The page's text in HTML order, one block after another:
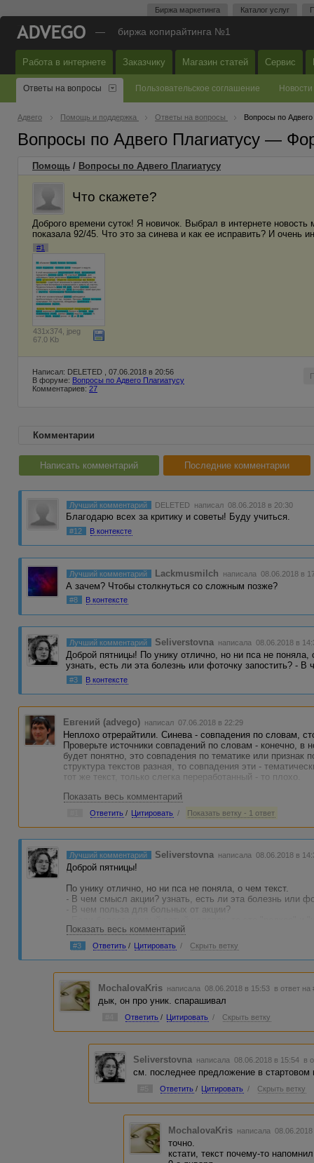
Биржа маркетинга Каталог услуг
— биржа копирайтинга №1
Работа в интернете Заказчику Магазин статей Сервис
Ответы на вопросы Пользовательское соглашение Новости
Адвего Помощь и поддержка Ответы на вопросы Вопросы по Адвего
Вопросы по Адвего Плагиатусу —
Помощь / Вопросы по Адвего Плагиатусу
Что скажете?
Доброго времени суток! Я новичок. Выбрал в интернете
показала 92/45. Что это за синева и как ее исправить? И очень
#1
431x374, jpeg
67.0 Kb
Написал: DELETED , 07.06.2018 в 20:56
В форуме: Вопросы по Адвего Плагиатусу
Комментариев: 27
Комментарии
Написать комментарий Последние комментарии
Лучший комментарий DELETED написал 08.06.2018 в 20:30
Благодарю всех за критику и советы! Буду учиться.
#12 В контексте
Лучший комментарий Lackmusmilch написала 08.06.2018 в
А зачем? Чтобы столкнуться со сложным позже?
#8 В контексте
Лучший комментарий Seliverstovna написала 08.06.2018 в
Доброй пятницы! По унику отлично, но ни пса не
узнать, есть ли эта болезнь или фоточку запостить? - В
#3 В контексте
Евгений (advego) написал 07.06.2018 в 22:29
Неплохо отрерайтили. Синева - совпадения по словам,
Проверьте источники совпадений по словам - конечно,
будет понятно, это совпадения по тематике или признак
структура текстов разная, то совпадения эти -
тот же текст, только слегка переработанный - то плохо.
Показать весь комментарий
Ответить / Цитировать / Показать ветку - 1 ответ
Лучший комментарий Seliverstovna написала 08.06.2018 в
Доброй пятницы!
По унику отлично, но ни пса не поняла, о чем текст.
- В чем смысл акции? узнать, есть ли эта болезнь или
- В чем польза для больных от акции?
+ работать над речью. Писать проще, без устаревших
(данный), сложных наворотов. Если слово можно
нужно выбросить (различных соц.сетях = соцсетях, тест
воспаление).
У вас есть офигенное преимущество перед многими
Главное в тексте - смысл, а в цифры по плагиатусу и
Удачи в карьере!
Показать весь комментарий
#3 Ответить / Цитировать / Скрыть ветку
MochalovaKris написала 08.06.2018 в 15:53 в ответ на
дык, он про уник. спарашивал
Ответить / Цитировать / Скрыть ветку
Seliverstovna написала 08.06.2018 в 15:54 в
см. последнее предложение в стартовом
Ответить / Цитировать / Скрыть ветку
MochalovaKris написала
точно.
кстати, текст почему-то